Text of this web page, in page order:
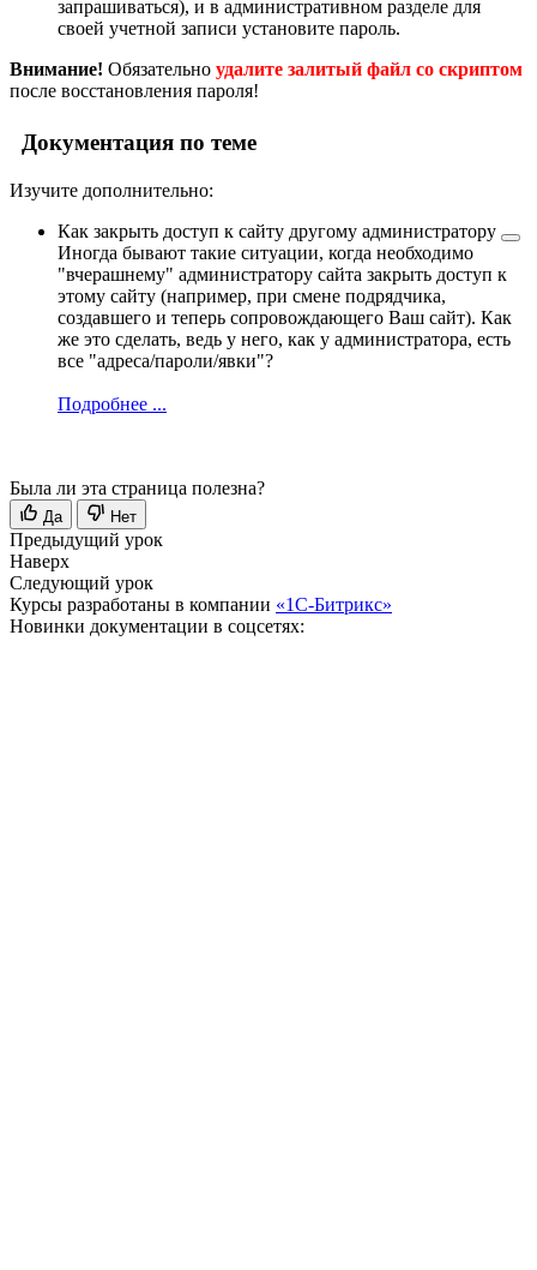
запрашиваться), и в административном разделе для
своей учетной записи установите пароль.
Внимание! Обязательно удалите залитый файл со скриптом
после восстановления пароля!
Документация по теме
Изучите дополнительно:
Как закрыть доступ к сайту другому администратору
Иногда бывают такие ситуации, когда необходимо
"вчерашнему" администратору сайта закрыть доступ к
этому сайту (например, при смене подрядчика,
создавшего и теперь сопровождающего Ваш сайт). Как
же это сделать, ведь у него, как у администратора, есть
все "адреса/пароли/явки"?
Подробнее ...
Была ли эта страница полезна?
Да Нет
Предыдущий урок
Наверх
Следующий урок
Курсы разработаны в компании «1С-Битрикс»
Новинки документации в соцсетях: